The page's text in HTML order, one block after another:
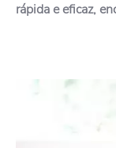
rápida e eficaz,